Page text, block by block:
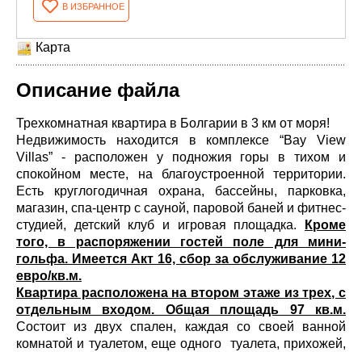
В ИЗБРАННОЕ
Карта
Описание файла
Трехкомнатная квартира в Болгарии в 3 км от моря!
Недвижимость находится в комплексе “Bay View
Villas” - расположен у подножия горы в тихом и
спокойном месте, на благоустроенной территории.
Есть круглогодичная охрана, бассейны, парковка,
магазин, спа-центр с сауной, паровой баней и фитнес-
студией, детский клуб и игровая площадка.
Кроме
того, в распоряжении гостей поле для мини-
гольфа. Имеется Акт 16, сбор за обслуживание 12
евро/кв.м.
Квартира расположена на втором этаже из трех, с
отдельным входом. Общая площадь 97 кв.м.
Состоит из двух спален, каждая со своей ванной
комнатой и туалетом, еще одного туалета, прихожей,